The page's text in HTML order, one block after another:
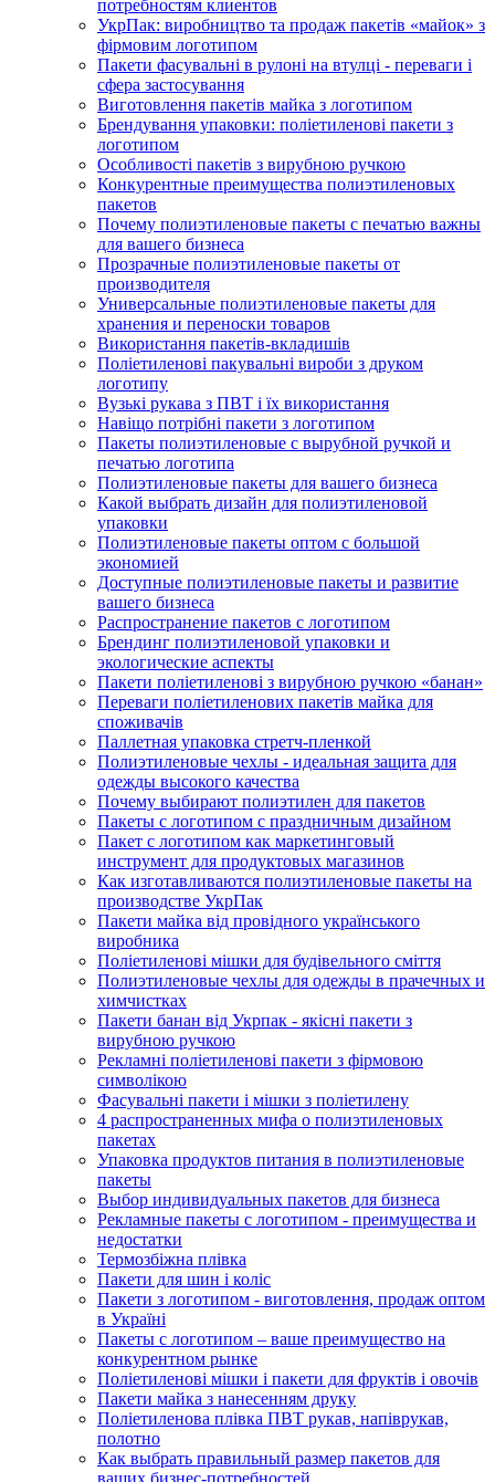
потребностям клиентов
УкрПак: виробництво та продаж пакетів «майок» з
фірмовим логотипом
Пакети фасувальні в рулоні на втулці - переваги і
сфера застосування
Виготовлення пакетів майка з логотипом
Брендування упаковки: поліетиленові пакети з
логотипом
Особливості пакетів з вирубною ручкою
Конкурентные преимущества полиэтиленовых
пакетов
Почему полиэтиленовые пакеты с печатью важны
для вашего бизнеса
Прозрачные полиэтиленовые пакеты от
производителя
Универсальные полиэтиленовые пакеты для
хранения и переноски товаров
Використання пакетів-вкладишів
Поліетиленові пакувальні вироби з друком
логотипу
Вузькі рукава з ПВТ і їх використання
Навіщо потрібні пакети з логотипом
Пакеты полиэтиленовые с вырубной ручкой и
печатью логотипа
Полиэтиленовые пакеты для вашего бизнеса
Какой выбрать дизайн для полиэтиленовой
упаковки
Полиэтиленовые пакеты оптом с большой
экономией
Доступные полиэтиленовые пакеты и развитие
вашего бизнеса
Распространение пакетов с логотипом
Брендинг полиэтиленовой упаковки и
экологические аспекты
Пакети поліетиленові з вирубною ручкою «банан»
Переваги поліетиленових пакетів майка для
споживачів
Паллетная упаковка стретч-пленкой
Полиэтиленовые чехлы - идеальная защита для
одежды высокого качества
Почему выбирают полиэтилен для пакетов
Пакеты с логотипом с праздничным дизайном
Пакет с логотипом как маркетинговый
инструмент для продуктовых магазинов
Как изготавливаются полиэтиленовые пакеты на
производстве УкрПак
Пакети майка від провідного українського
виробника
Поліетиленові мішки для будівельного сміття
Полиэтиленовые чехлы для одежды в прачечных и
химчистках
Пакети банан від Укрпак - якісні пакети з
вирубною ручкою
Рекламні поліетиленові пакети з фірмовою
символікою
Фасувальні пакети і мішки з поліетилену
4 распространенных мифа о полиэтиленовых
пакетах
Упаковка продуктов питания в полиэтиленовые
пакеты
Выбор индивидуальных пакетов для бизнеса
Рекламные пакеты с логотипом - преимущества и
недостатки
Термозбіжна плівка
Пакети для шин і коліс
Пакети з логотипом - виготовлення, продаж оптом
в Україні
Пакеты с логотипом – ваше преимущество на
конкурентном рынке
Поліетиленові мішки і пакети для фруктів і овочів
Пакети майка з нанесенням друку
Поліетиленова плівка ПВТ рукав, напіврукав,
полотно
Как выбрать правильный размер пакетов для
ваших бизнес-потребностей